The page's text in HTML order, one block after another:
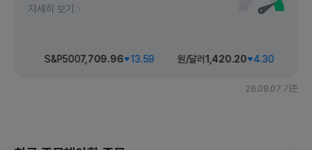
자세히 보기
S&P5007,709.96 13.59 원/달러1,420.20 4.30
26.08.07 기준